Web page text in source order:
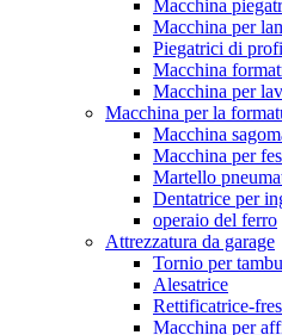
Macchina
Macchina per
Piegatrici di
Macchina
Macchina per
Macchina per la
Macchina
Macchina per
Martello
Dentatrice per
operaio del ferro
Attrezzatura da garage
Tornio per
Alesatrice
Rettificatrice-
Macchina per